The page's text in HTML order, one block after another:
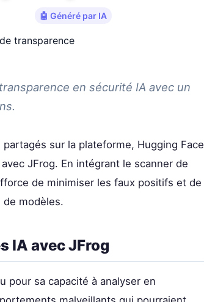
🤖 Généré par IA
en sécurité IA avec un
partagés sur la plateforme, Hugging Face
JFrog. En intégrant le scanner de
de minimiser les faux positifs et de
de modèles.
IA avec JFrog
pour sa capacité à analyser en